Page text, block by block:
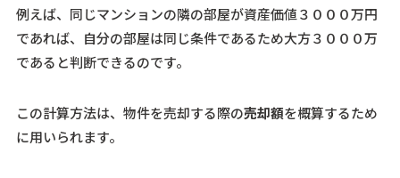
例えば、同じマンションの隣の部屋が資産価値３０００万円
であれば、自分の部屋は同じ条件であるため大方３０００万
であると判断できるのです。
この計算方法は、物件を売却する際の売却額を概算するため
に用いられます。